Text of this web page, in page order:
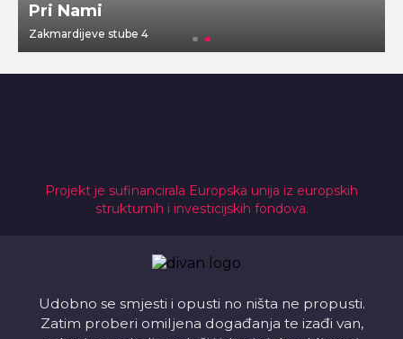
Pri Nami
Zakmardijeve stube 4
Projekt je sufinancirala Europska unija iz europskih
strukturnih i investicijskih fondova.
Udobno se smjesti i opusti no ništa ne propusti.
Zatim proberi omiljena događanja te izađi van,